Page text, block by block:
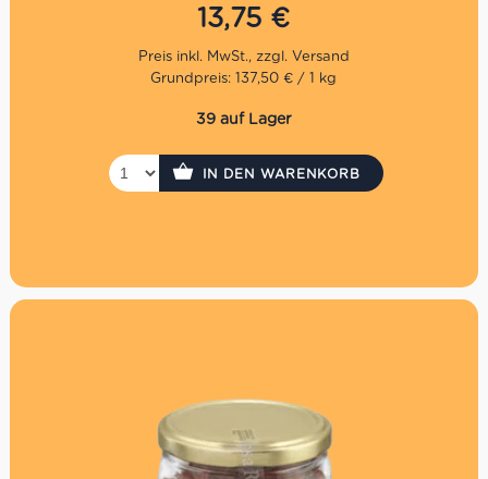
Der Betrieb Niklas ist einer der bedeutendsten Anbieter
für Frisch-, Trocken- und Tiefkühlpilze. Das 1950
gegründete und nun in der dritten Generation von Uwe
Niklas geführte Unternehmen hat seinen Sitz im
idyllischen vorderbayerischen Wald. Dort nutzt es die
besten Vorraussetzungen, um schmackhafte Pilze in
jedglicher Art und Erscheinung zu züchten. Niklas legt
besonderen Wert auf Qualität und Innovationen. Daher
werden die Produkte undWareneingangskontrollen von
13,75 €
Grundpreis: 137,50 € / 1 kg
39 auf Lager
IN DEN WARENKORB